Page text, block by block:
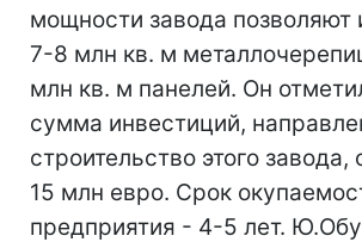
мощности завода позволяют
7-8 млн кв. м
млн кв. м панелей. Он
сумма инвестиций,
строительство этого завода,
15 млн евро. Срок
предприятия - 4-5 лет.